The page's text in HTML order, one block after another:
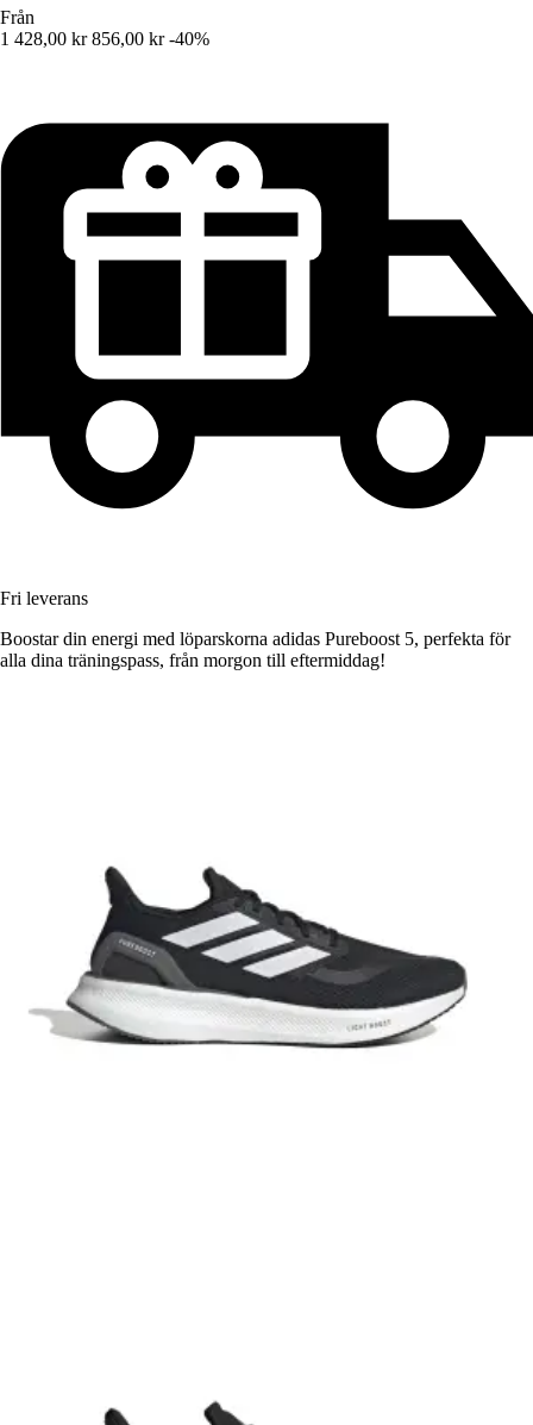
Från
1 428,00 kr 856,00 kr -40%
Fri leverans
Boostar din energi med löparskorna adidas Pureboost 5, perfekta för
alla dina träningspass, från morgon till eftermiddag!